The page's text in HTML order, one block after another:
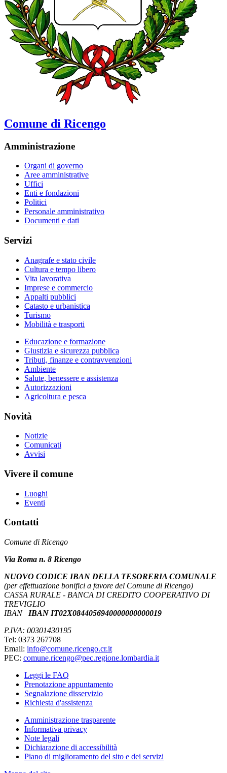
Comune di Ricengo
Amministrazione
Organi di governo
Aree amministrative
Uffici
Enti e fondazioni
Politici
Personale amministrativo
Documenti e dati
Servizi
Anagrafe e stato civile
Cultura e tempo libero
Vita lavorativa
Imprese e commercio
Appalti pubblici
Catasto e urbanistica
Turismo
Mobilità e trasporti
Educazione e formazione
Giustizia e sicurezza pubblica
Tributi, finanze e contravvenzioni
Ambiente
Salute, benessere e assistenza
Autorizzazioni
Agricoltura e pesca
Novità
Notizie
Comunicati
Avvisi
Vivere il comune
Luoghi
Eventi
Contatti
Comune di Ricengo
Via Roma n. 8 Ricengo
NUOVO CODICE IBAN DELLA TESORERIA COMUNALE
(per effettuazione bonifici a favore del Comune di Ricengo)
CASSA RURALE - BANCA DI CREDITO COOPERATIVO DI
TREVIGLIO
IBAN
IBAN IT02X0844056940000000000019
P.IVA: 00301430195
Tel: 0373 267708
Email: info@comune.ricengo.cr.it
PEC: comune.ricengo@pec.regione.lombardia.it
Leggi le FAQ
Prenotazione appuntamento
Segnalazione disservizio
Richiesta d'assistenza
Amministrazione trasparente
Informativa privacy
Note legali
Dichiarazione di accessibilità
Piano di miglioramento del sito e dei servizi